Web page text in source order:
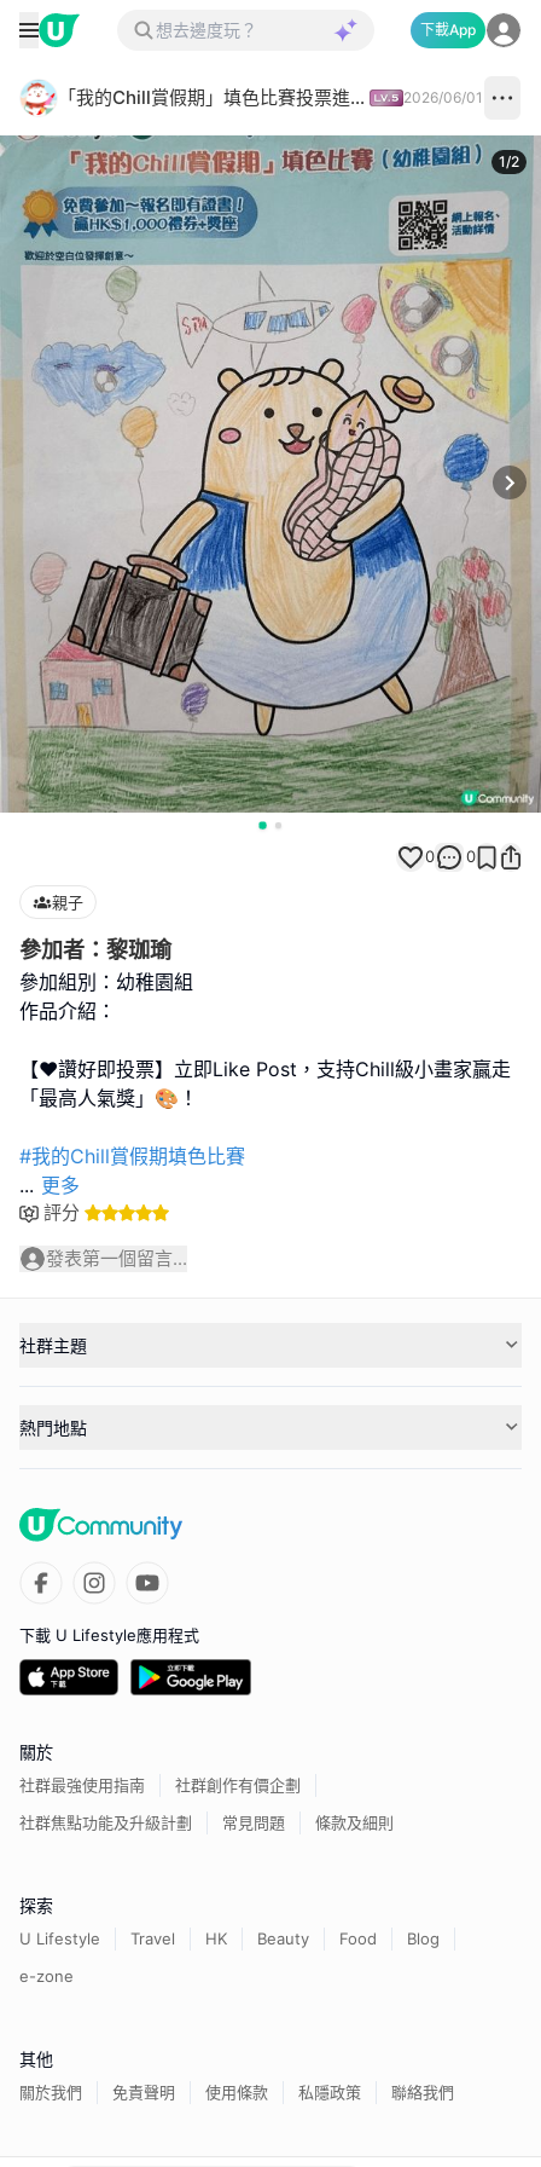
下載App
「我的Chill賞假期」填色比賽投票進行中✅ 2026/06/01
1/2
0 0
親子
參加者：黎珈瑜
參加組別：幼稚園組
作品介紹：
【❤️讚好即投票】立即Like Post，支持Chill級小畫家贏走
「最高人氣獎」🎨！
#我的Chill賞假期填色比賽
... 更多
評分
發表第一個留言...
社群主題
熱門地點
下載 U Lifestyle應用程式
關於
社群最強使用指南
社群創作有價企劃
社群焦點功能及升級計劃
常見問題 條款及細則
探索
U Lifestyle Travel HK Beauty Food
Blog
e-zone
其他
關於我們 免責聲明 使用條款 私隱政策 聯絡我們